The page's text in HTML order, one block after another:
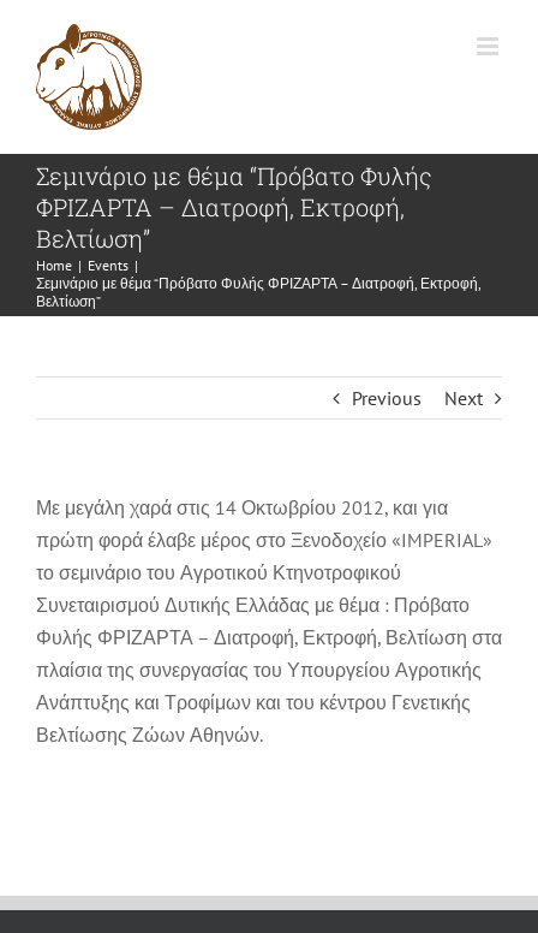
content
Σεμινάριο με θέμα “Πρόβατο Φυλής
ΦΡΙΖΑΡΤΑ – Διατροφή, Εκτροφή,
Βελτίωση”
Home | Events |
Σεμινάριο με θέμα “Πρόβατο Φυλής ΦΡΙΖΑΡΤΑ – Διατροφή, Εκτροφή,
Βελτίωση”
Previous Next
Με μεγάλη χαρά στις 14 Οκτωβρίου 2012, και για
πρώτη φορά έλαβε μέρος στο Ξενοδοχείο «IMPERIAL»
το σεμινάριο του Αγροτικού Κτηνοτροφικού
Συνεταιρισμού Δυτικής Ελλάδας με θέμα : Πρόβατο
Φυλής ΦΡΙΖΑΡΤΑ – Διατροφή, Εκτροφή, Βελτίωση στα
πλαίσια της συνεργασίας του Υπουργείου Αγροτικής
Ανάπτυξης και Τροφίμων και του κέντρου Γενετικής
Βελτίωσης Ζώων Αθηνών.